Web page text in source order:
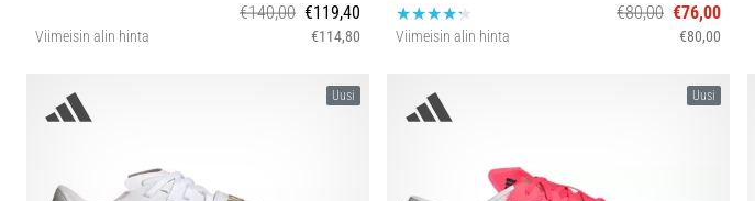
€140,00 €119,40
Viimeisin alin hinta €114,80
36⅔ 37⅓ 38 38⅔ 39⅓ 40 40⅔ 41⅓ 42 42⅔ 43⅓
€80,00 €76,00
Viimeisin alin hinta €80,00
36⅔ 37⅓ 39⅓ 40 40⅔ 41⅓ 42 42⅔ 43⅓ 44 44⅔
Uusi Uusi